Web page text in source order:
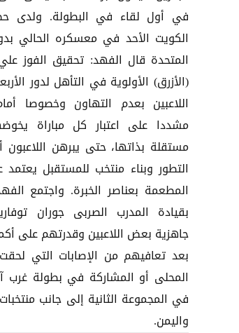
في أول لقاء في البطولة. ولدى
الكويت الأحد في معسكره الحالي
المتحدة قال الفهد: تحقيق الفوز
(الأزرق) الأولوية في التأهل لدور
اللاعبين بعدم التهاون وخصوصا
مشددا على اعتبار كل مباراة
مستقلة بذاتها، حتى يبرهن
التطور وبناء منتخب للمستقبل يعتمد
المطعمة بعناصر الخبرة. واجتمع
بقيادة المدرب الصربى جوران
جاهزية بعض اللاعبين وقدرتهم على
بعد تعافيهم من الإصابات التي
المحلى أو المشاركة في بطولة غرب
في المجموعة الثانية إلى جانب
واليمن.